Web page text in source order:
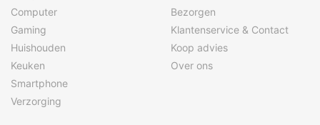
Computer
Gaming
Huishouden
Keuken
Smartphone
Verzorging
Bezorgen
Klantenservice & Contact
Koop advies
Over ons